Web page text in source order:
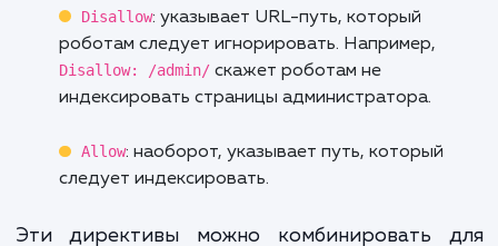
который следует индексировать.
Основные
директивы и их
использование